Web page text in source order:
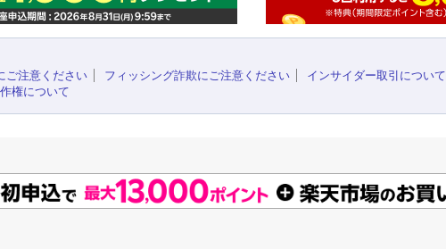
ご注意ください
フィッシング詐欺にご注意ください インサイダー取引について
権について